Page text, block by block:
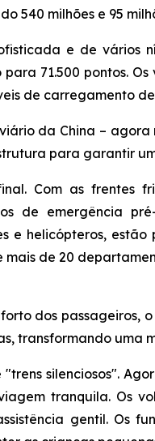
540 milhões e 95
e de vários
71.500 pontos.
de carregamento
da China –
para garantir
Com as frentes
de emergência
e helicópteros,
de 20
dos
transformando
silenciosos".
tranquila. Os
gentil.